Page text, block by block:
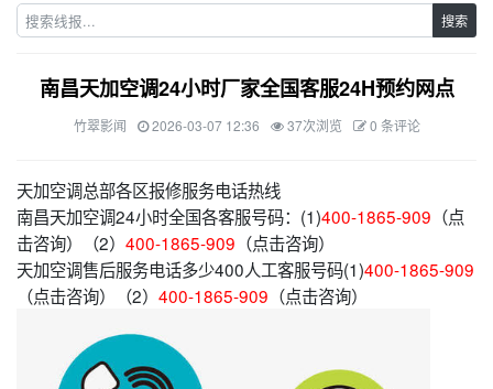
搜索
南昌天加空调24小时厂家全国客服24H预约网点
竹翠影闻 2026-03-07 12:36 37次浏览 0 条评论
天加空调总部各区报修服务电话热线
南昌天加空调24小时全国各客服号码：(1)400-1865-909 （点
击咨询）（2） 400-1865-909 （点击咨询）
天加空调售后服务电话多少400人工客服号码(1)400-1865-909
（点击咨询）（2） 400-1865-909 （点击咨询）